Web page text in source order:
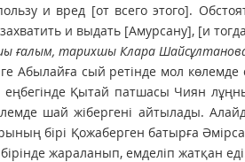
и вред [от всего этого].
и выдать [Амурсану], [и
ғалым, тарихшы Клара
Абылайға сый ретінде мол
Қытай патшасы Чиян
шай жібергені айтылады.
бірі Қожаберген батырға
жараланып, емделіп жатқан